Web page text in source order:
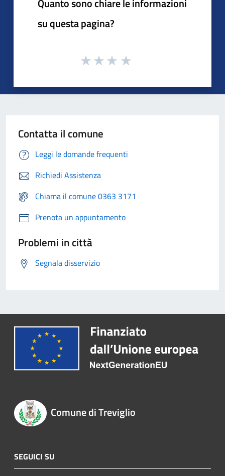
su questa pagina?
Contatta il comune
Leggi le domande frequenti
Richiedi Assistenza
Chiama il comune 0363 3171
Prenota un appuntamento
Problemi in città
Segnala disservizio
Comune di Treviglio
SEGUICI SU